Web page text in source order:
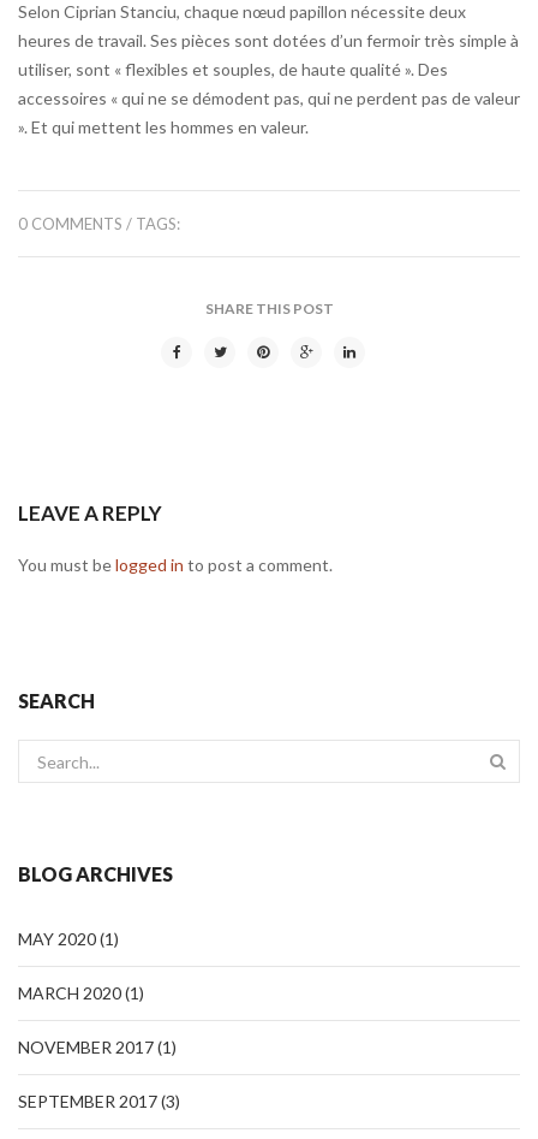
Selon Ciprian Stanciu, chaque nœud papillon nécessite deux
heures de travail. Ses pièces sont dotées d’un fermoir très simple à
utiliser, sont « flexibles et souples, de haute qualité ». Des
accessoires « qui ne se démodent pas, qui ne perdent pas de valeur
». Et qui mettent les hommes en valeur.
0 COMMENTS / TAGS:
SHARE THIS POST
LEAVE A REPLY
You must belogged in to post a comment.
SEARCH
BLOG ARCHIVES
MAY 2020(1)
MARCH 2020(1)
NOVEMBER 2017(1)
SEPTEMBER 2017(3)